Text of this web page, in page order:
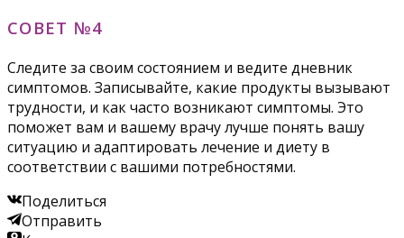
СОВЕТ №4
Следите за своим состоянием и ведите дневник
симптомов. Записывайте, какие продукты вызывают
трудности, и как часто возникают симптомы. Это
поможет вам и вашему врачу лучше понять вашу
ситуацию и адаптировать лечение и диету в
соответствии с вашими потребностями.
Поделиться
Отправить